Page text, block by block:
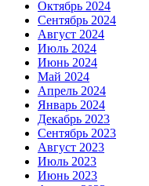
Октябрь 2024
Сентябрь 2024
Август 2024
Июль 2024
Июнь 2024
Май 2024
Апрель 2024
Январь 2024
Декабрь 2023
Сентябрь 2023
Август 2023
Июль 2023
Июнь 2023